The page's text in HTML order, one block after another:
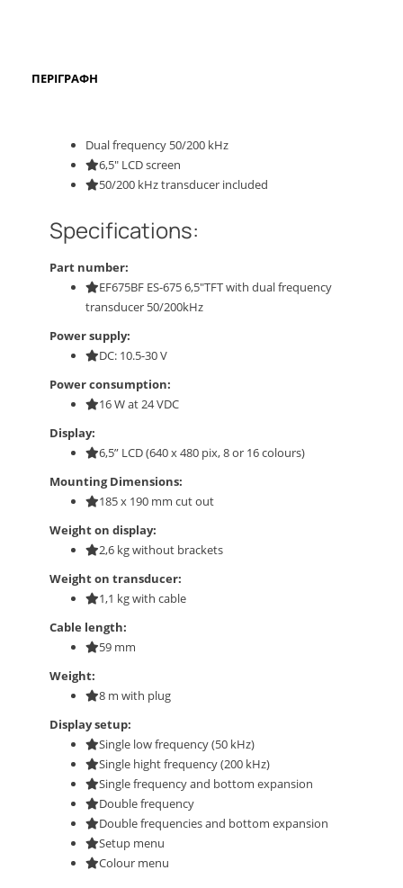
ΠΕΡΙΓΡΑΦΉ
Dual frequency 50/200 kHz
6,5″ LCD screen
50/200 kHz transducer included
Specifications:
Part number:
EF675BF ES-675 6,5″TFT with dual frequency
transducer 50/200kHz
Power supply:
DC: 10.5-30 V
Power consumption:
16 W at 24 VDC
Display:
6,5” LCD (640 x 480 pix, 8 or 16 colours)
Mounting Dimensions:
185 x 190 mm cut out
Weight on display:
2,6 kg without brackets
Weight on transducer:
1,1 kg with cable
Cable length:
59 mm
Weight:
8 m with plug
Display setup:
Single low frequency (50 kHz)
Single hight frequency (200 kHz)
Single frequency and bottom expansion
Double frequency
Double frequencies and bottom expansion
Setup menu
Colour menu